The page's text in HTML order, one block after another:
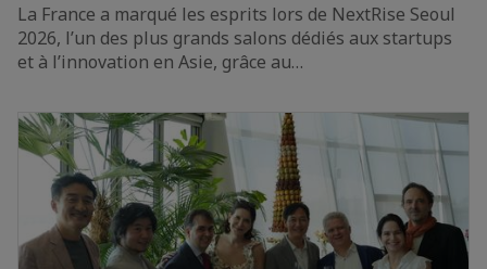
La France a marqué les esprits lors de NextRise Seoul
2026, l’un des plus grands salons dédiés aux startups
et à l’innovation en Asie, grâce au…